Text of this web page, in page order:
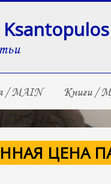
/ MAIN Книги /
ЦЕНА